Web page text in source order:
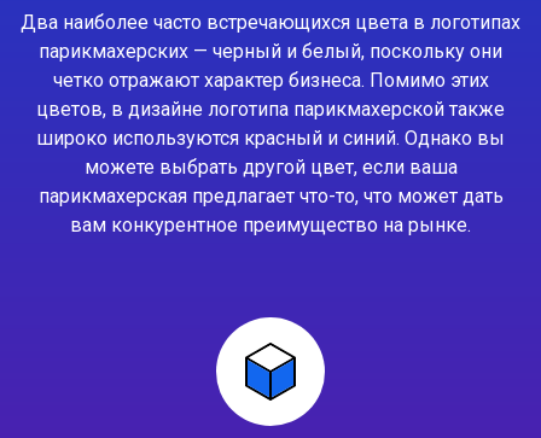
Два наиболее часто встречающихся цвета в логотипах
парикмахерских — черный и белый, поскольку они
четко отражают характер бизнеса. Помимо этих
цветов, в дизайне логотипа парикмахерской также
широко используются красный и синий. Однако вы
можете выбрать другой цвет, если ваша
парикмахерская предлагает что-то, что может дать
вам конкурентное преимущество на рынке.